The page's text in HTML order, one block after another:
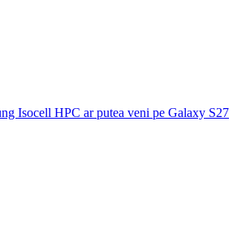
Isocell HPC ar putea veni pe Galaxy S27